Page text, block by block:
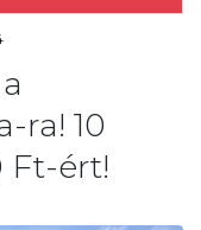
ra! 10
Ft-ért!